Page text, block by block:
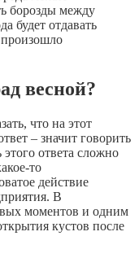
борозды между
будет отдавать
весной?
что на этот
– значит говорить
ответа сложно
то
действие
В
моментов и одним
кустов после